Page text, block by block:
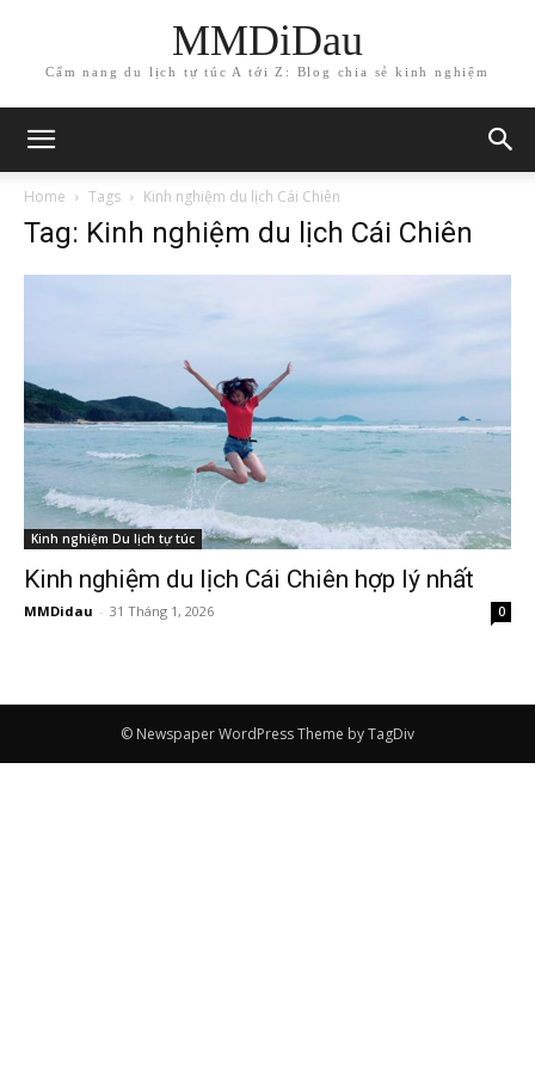
MMDiDau
Cẩm nang du lịch tự túc A tới Z: Blog chia sẻ kinh nghiệm
Home Tags Kinh nghiệm du lịch Cái Chiên
Tag: Kinh nghiệm du lịch Cái Chiên
Kinh nghiệm Du lịch tự túc
Kinh nghiệm du lịch Cái Chiên hợp lý nhất
MMDidau - 31 Tháng 1, 2026 0
© Newspaper WordPress Theme by TagDiv